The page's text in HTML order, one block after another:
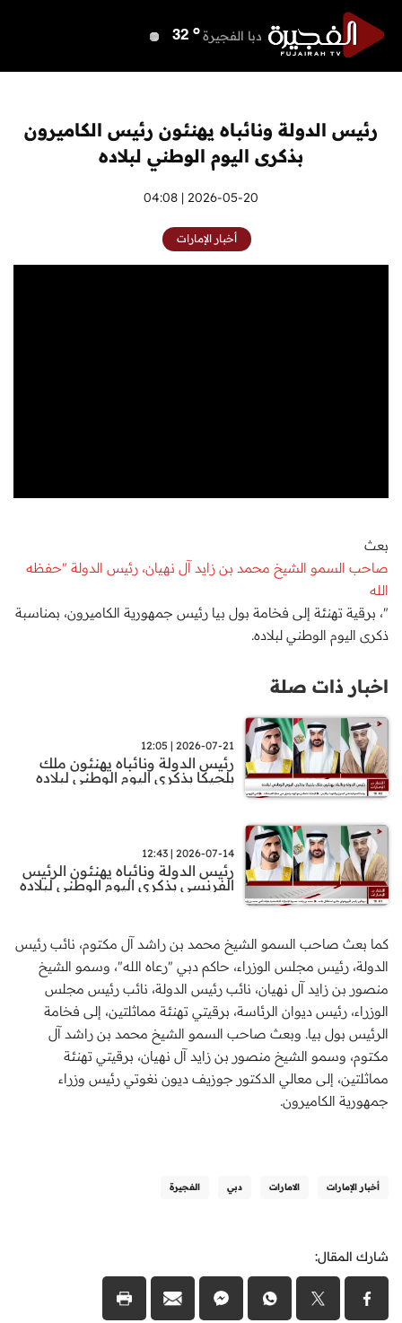
دبا الفجيرة 32 o
أم القيوين 40 o
راس الخيمة 40 o
الفجيرة 32 o
رئيس الدولة ونائباه يهنئون رئيس الكاميرون
بذكرى اليوم الوطني لبلاده
2026-05-20 | 04:08
أخبار الإمارات
بعث
صاحب السمو الشيخ محمد بن زايد آل نهيان، رئيس الدولة "حفظه
الله
"، برقية تهنئة إلى فخامة بول بيا رئيس جمهورية الكاميرون، بمناسبة
ذكرى اليوم الوطني لبلاده.
اخبار ذات صلة
2026-07-21 | 12:05
رئيس الدولة ونائباه يهنئون ملك
بلجيكا بذكرى اليوم الوطني لبلاده
2026-07-14 | 12:43
رئيس الدولة ونائباه يهنئون الرئيس
الفرنسي بذكرى اليوم الوطني لبلاده
كما بعث صاحب السمو الشيخ محمد بن راشد آل مكتوم، نائب رئيس
الدولة، رئيس مجلس الوزراء، حاكم دبي "رعاه الله"، وسمو الشيخ
منصور بن زايد آل نهيان، نائب رئيس الدولة، نائب رئيس مجلس
الوزراء، رئيس ديوان الرئاسة، برقيتي تهنئة مماثلتين، إلى فخامة
الرئيس بول بيا. وبعث صاحب السمو الشيخ محمد بن راشد آل
مكتوم، وسمو الشيخ منصور بن زايد آل نهيان، برقيتي تهنئة
مماثلتين، إلى معالي الدكتور جوزيف ديون نغوتي رئيس وزراء
جمهورية الكاميرون.
أخبار الإمارات الامارات دبي الفجيرة
شارك المقال: